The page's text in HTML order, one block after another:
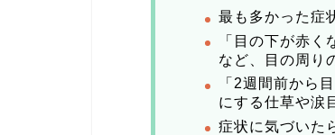
最も多かった症
「目の下が赤く
など、目の周り
「2週間前から
にする仕草や涙
症状に気づいた